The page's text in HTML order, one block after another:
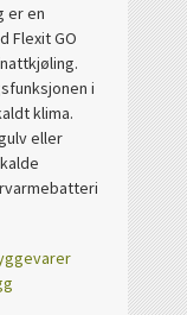
er en
Flexit GO
i
klima.
eller